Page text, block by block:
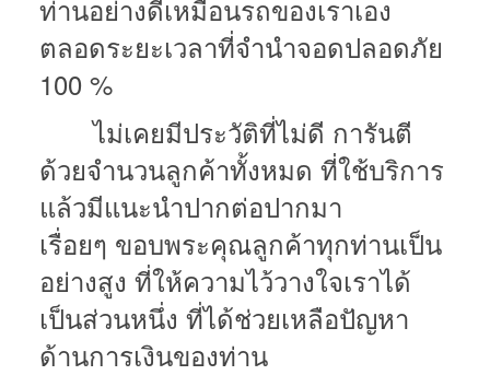
ท่านอย่างดีเหมือนรถของเราเอง
ตลอดระยะเวลาที่จำนำจอดปลอดภัย
100 %
ไม่เคยมีประวัติที่ไม่ดี การันตี
ด้วยจำนวนลูกค้าทั้งหมด ที่ใช้บริการ
แล้วมีแนะนำปากต่อปากมา
เรื่อยๆ ขอบพระคุณลูกค้าทุกท่านเป็น
อย่างสูง ที่ให้ความไว้วางใจเราได้
เป็นส่วนหนึ่ง ที่ได้ช่วยเหลือปัญหา
ด้านการเงินของท่าน